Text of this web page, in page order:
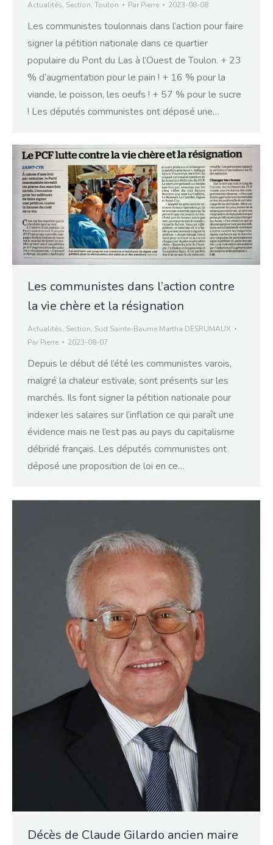
Actualités, Section, Toulon Par Pierre 2023-08-08
Les communistes toulonnais dans l’action pour faire
signer la pétition nationale dans ce quartier
populaire du Pont du Las à l’Ouest de Toulon. + 23
% d’augmentation pour le pain ! + 16 % pour la
viande, le poisson, les oeufs ! + 57 % pour le sucre
! Les députés communistes ont déposé une…
Les communistes dans l’action contre
la vie chère et la résignation
Actualités, Section, Sud Sainte-Baume Martha DESRUMAUX
Par Pierre 2023-08-07
Depuis le début dé l’été les communistes varois,
malgré la chaleur estivale, sont présents sur les
marchés. Ils font signer la pétition nationale pour
indexer les salaires sur l’inflation ce qui paraît une
évidence mais ne l’est pas au pays du capitalisme
débridé français. Les députés communistes ont
déposé une proposition de loi en ce…
Décès de Claude Gilardo ancien maire